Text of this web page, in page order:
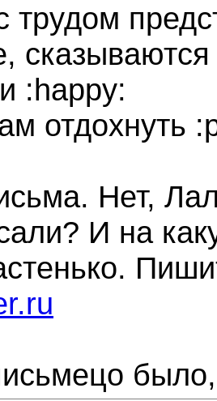
трудом
:happy:
отдохнуть
Нет,
И на
было,